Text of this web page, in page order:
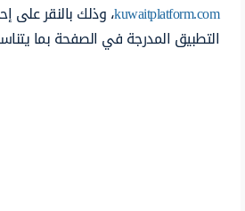
kuwaitplatform.com، وذلك بالنقر على
التطبيق المدرجة في الصفحة بما